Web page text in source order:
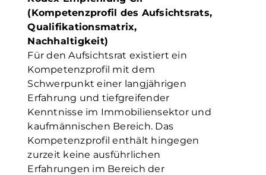
(Kompetenzprofil des Aufsichtsrats,
Qualifikationsmatrix,
Nachhaltigkeit)
Für den Aufsichtsrat existiert ein
Kompetenzprofil mit dem
Schwerpunkt einer langjährigen
Erfahrung und tiefgreifender
Kenntnisse im Immobiliensektor und
kaufmännischen Bereich. Das
Kompetenzprofil enthält hingegen
zurzeit keine ausführlichen
Erfahrungen im Bereich der